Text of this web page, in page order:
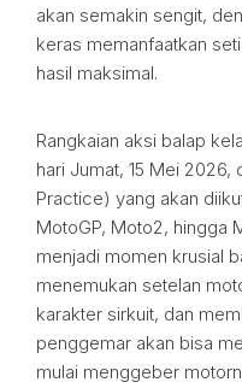
akan semakin sengit,
keras memanfaatkan
hasil maksimal.
Rangkaian aksi balap
hari Jumat, 15 Mei
Practice) yang akan
MotoGP, Moto2, hingga
menjadi momen krusial
menemukan setelan
karakter sirkuit, dan
penggemar akan bisa
mulai menggeber